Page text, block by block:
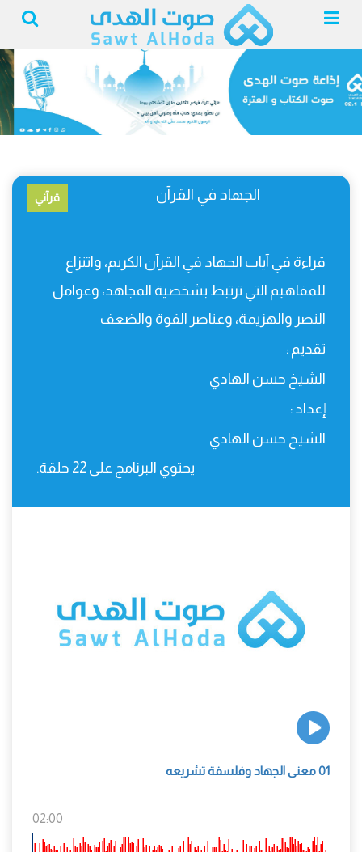
الجهاد في القرآن قرآني
قراءة في آيات الجهاد في القرآن الكريم، واتنزاع
للمفاهيم التي ترتبط بشخصية المجاهد، وعوامل
النصر والهزيمة، وعناصر القوة والضعف
تقديم :
الشيخ حسن الهادي
إعداد :
الشيخ حسن الهادي
يحتوي البرنامج على 22 حلقة.
01 معنى الجهاد وفلسفة تشريعه
02:00